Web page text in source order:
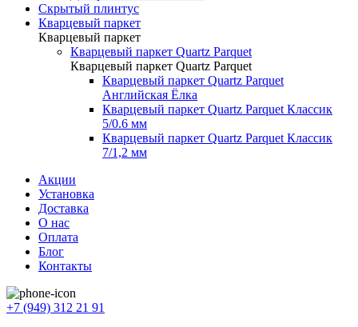
Скрытый плинтус
Кварцевый паркет
Кварцевый паркет
Кварцевый паркет Quartz Parquet
Кварцевый паркет Quartz Parquet
Кварцевый паркет Quartz Parquet
Английская Ёлка
Кварцевый паркет Quartz Parquet Классик
5/0.6 мм
Кварцевый паркет Quartz Parquet Классик
7/1,2 мм
Акции
Установка
Доставка
О нас
Оплата
Блог
Контакты
+7 (949) 312 21 91